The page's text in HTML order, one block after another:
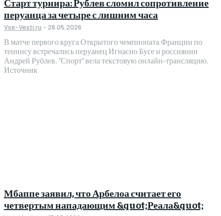
перуанца за четыре с лишним часа
Vse-Vesti.ru - 26.05.2026
В матче первого круга Открытого чемпионата Франции по
теннису встречались перуанец Игнасио Бусе и россиянин
Андрей Рублев. "Спорт" вела текстовую онлайн-трансляцию.
Источник
Мбаппе заявил, что Арбелоа считает его
четвертым нападающим &quot;Реала&quot;